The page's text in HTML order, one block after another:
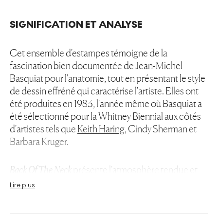
SIGNIFICATION ET ANALYSE
Cet ensemble d'estampes témoigne de la
fascination bien documentée de Jean-Michel
Basquiat pour l'anatomie, tout en présentant le style
de dessin effréné qui caractérise l'artiste. Elles ont
été produites en 1983, l'année même où Basquiat a
été sélectionné pour la Whitney Biennial aux côtés
d'artistes tels que Keith Haring, Cindy Sherman et
Barbara Kruger.
Back Of The Neck
présente l'atmosphère tendue et
frénétique devenue synonyme de l'artiste au cours
Lire plus